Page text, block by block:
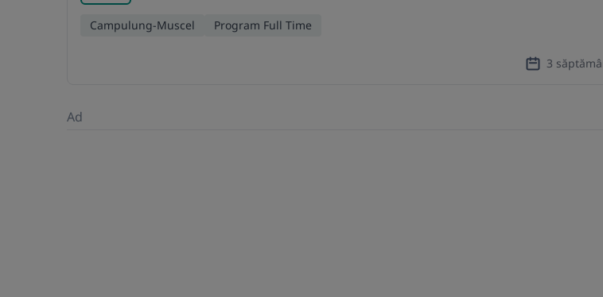
Campulung-Muscel Program Full Time
3
Ad